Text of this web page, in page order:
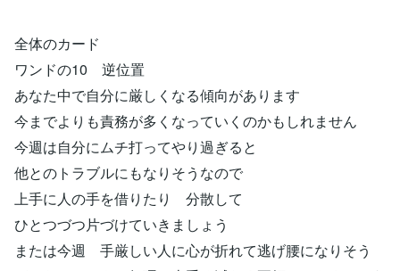
全体のカード
ワンドの10 逆位置
あなた中で自分に厳しくなる傾向があります
今までよりも責務が多くなっていくのかもしれません
今週は自分にムチ打ってやり過ぎると
他とのトラブルにもなりそうなので
上手に人の手を借りたり 分散して
ひとつづつ片づけていきましょう
または今週 手厳しい人に心が折れて逃げ腰になりそう